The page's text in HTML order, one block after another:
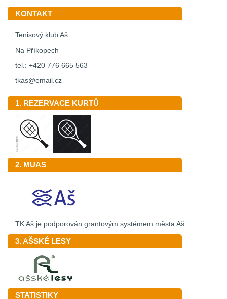
KONTAKT
Tenisový klub Aš
Na Příkopech
tel.: +420 776 665 563
tkas@email.cz
1. REZERVACE KURTŮ
2. MUAS
TK Aš je podporován grantovým systémem města Aš
3. AŠSKÉ LESY
STATISTIKY